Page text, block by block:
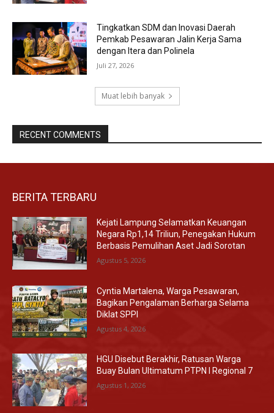
Tingkatkan SDM dan Inovasi Daerah
Pemkab Pesawaran Jalin Kerja Sama
dengan Itera dan Polinela
Juli 27, 2026
Muat lebih banyak
RECENT COMMENTS
BERITA TERBARU
Kejati Lampung Selamatkan Keuangan
Negara Rp1,14 Triliun, Penegakan Hukum
Berbasis Pemulihan Aset Jadi Sorotan
Agustus 5, 2026
Cyntia Martalena, Warga Pesawaran,
Bagikan Pengalaman Berharga Selama
Diklat SPPI
Agustus 4, 2026
HGU Disebut Berakhir, Ratusan Warga
Buay Bulan Ultimatum PTPN I Regional 7
Agustus 1, 2026